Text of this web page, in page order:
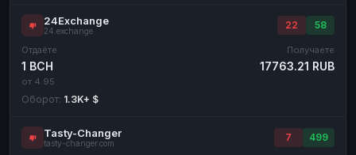
24Exchange
24.exchange
22 58
Отдаёте
1 BCH
от 4.95
Получаете
17763.21 RUB
Оборот: 1.3K+ $
Tasty-Changer
tasty-changer.com
7 499